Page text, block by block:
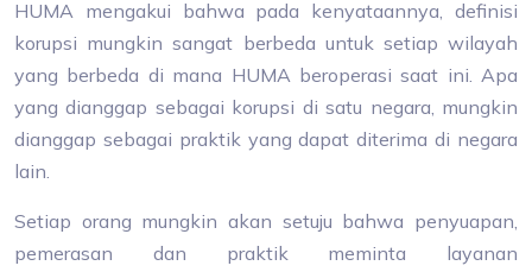
HUMA mengakui bahwa pada kenyataannya, definisi
korupsi mungkin sangat berbeda untuk setiap wilayah
yang berbeda di mana HUMA beroperasi saat ini. Apa
yang dianggap sebagai korupsi di satu negara, mungkin
dianggap sebagai praktik yang dapat diterima di negara
lain.
Setiap orang mungkin akan setuju bahwa penyuapan,
pemerasan dan praktik meminta layanan